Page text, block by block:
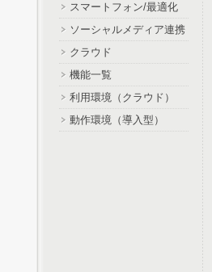
スマートフォン/最適化
ソーシャルメディア連携
クラウド
機能一覧
利用環境（クラウド）
動作環境（導入型）